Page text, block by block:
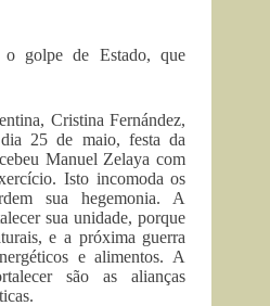
golpe de Estado, que
Cristina Fernández,
25 de maio, festa da
Manuel Zelaya com
Isto incomoda os
sua hegemonia. A
sua unidade, porque
e a próxima guerra
e alimentos. A
são as alianças